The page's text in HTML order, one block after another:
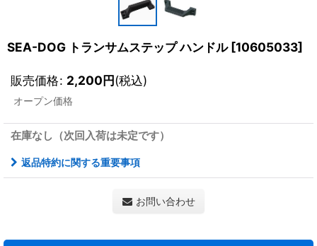
SEA-DOG トランサムステップ ハンドル [10605033]
販売価格: 2,200円(税込)
オープン価格
在庫なし（次回入荷は未定です）
返品特約に関する重要事項
お問い合わせ